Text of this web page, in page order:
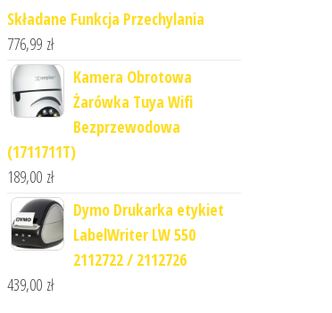
Składane Funkcja Przechylania
776,99 zł
Kamera Obrotowa
Żarówka Tuya Wifi
Bezprzewodowa
(1711711T)
189,00 zł
Dymo Drukarka etykiet
LabelWriter LW 550
2112722 / 2112726
439,00 zł